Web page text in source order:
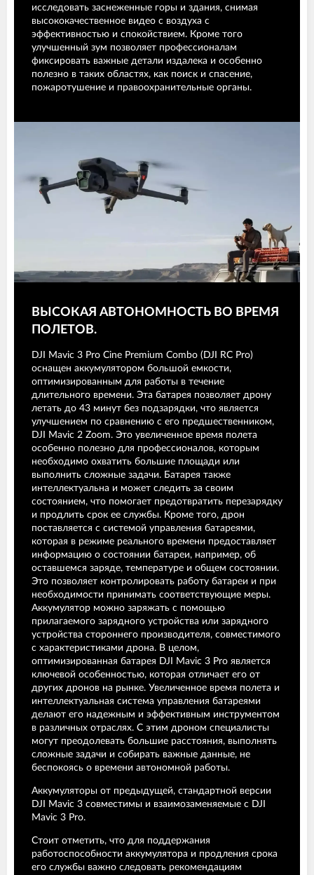
исследовать заснеженные горы и здания, снимая
высококачественное видео с воздуха с
эффективностью и спокойствием. Кроме того
улучшенный зум позволяет профессионалам
фиксировать важные детали издалека и особенно
полезно в таких областях, как поиск и спасение,
пожаротушение и правоохранительные органы.
ВЫСОКАЯ АВТОНОМНОСТЬ ВО ВРЕМЯ
ПОЛЕТОВ.
DJI Mavic 3 Pro Cine Premium Combo (DJI RC Pro)
оснащен аккумулятором большой емкости,
оптимизированным для работы в течение
длительного времени. Эта батарея позволяет дрону
летать до 43 минут без подзарядки, что является
улучшением по сравнению с его предшественником,
DJI Mavic 2 Zoom. Это увеличенное время полета
особенно полезно для профессионалов, которым
необходимо охватить большие площади или
выполнить сложные задачи. Батарея также
интеллектуальна и может следить за своим
состоянием, что помогает предотвратить перезарядку
и продлить срок ее службы. Кроме того, дрон
поставляется с системой управления батареями,
которая в режиме реального времени предоставляет
информацию о состоянии батареи, например, об
оставшемся заряде, температуре и общем состоянии.
Это позволяет контролировать работу батареи и при
необходимости принимать соответствующие меры.
Аккумулятор можно заряжать с помощью
прилагаемого зарядного устройства или зарядного
устройства стороннего производителя, совместимого
с характеристиками дрона. В целом,
оптимизированная батарея DJI Mavic 3 Pro является
ключевой особенностью, которая отличает его от
других дронов на рынке. Увеличенное время полета и
интеллектуальная система управления батареями
делают его надежным и эффективным инструментом
в различных отраслях. С этим дроном специалисты
могут преодолевать большие расстояния, выполнять
сложные задачи и собирать важные данные, не
беспокоясь о времени автономной работы.
Аккумуляторы от предыдущей, стандартной версии
DJI Mavic 3 совместимы и взаимозаменяемые с DJI
Mavic 3 Pro.
Стоит отметить, что для поддержания
работоспособности аккумулятора и продления срока
его службы важно следовать рекомендациям